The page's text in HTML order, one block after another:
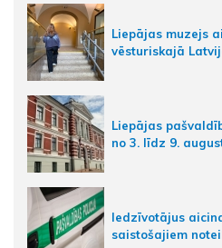
Liepājas muzejs
vēsturiskajā
Liepājas
no 3. līdz 9.
Iedzīvotājus
saistošajiem